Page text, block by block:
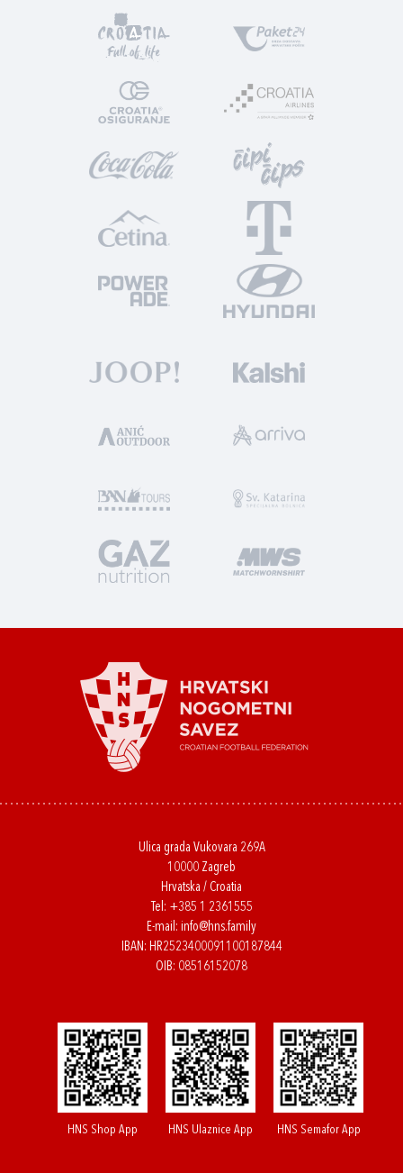
Ulica grada Vukovara 269A
10000 Zagreb
Hrvatska / Croatia
Tel: +385 1 2361555
E-mail: info@hns.family
IBAN: HR2523400091100187844
OIB: 08516152078
HNS Shop App HNS Ulaznice App HNS Semafor App